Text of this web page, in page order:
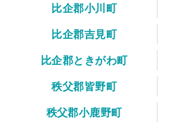
比企郡小川町
比企郡吉見町
比企郡ときがわ町
秩父郡皆野町
秩父郡小鹿野町